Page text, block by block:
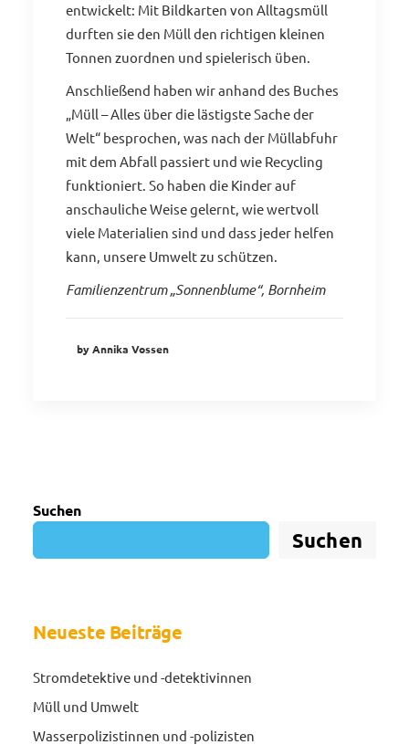
entwickelt: Mit Bildkarten von Alltagsmüll
durften sie den Müll den richtigen kleinen
Tonnen zuordnen und spielerisch üben.
Anschließend haben wir anhand des Buches
„Müll – Alles über die lästigste Sache der
Welt“ besprochen, was nach der Müllabfuhr
mit dem Abfall passiert und wie Recycling
funktioniert. So haben die Kinder auf
anschauliche Weise gelernt, wie wertvoll
viele Materialien sind und dass jeder helfen
kann, unsere Umwelt zu schützen.
Familienzentrum „Sonnenblume“, Bornheim
by Annika Vossen
Suchen
Suchen
Neueste Beiträge
Stromdetektive und -detektivinnen
Müll und Umwelt
Wasserpolizistinnen und -polizisten